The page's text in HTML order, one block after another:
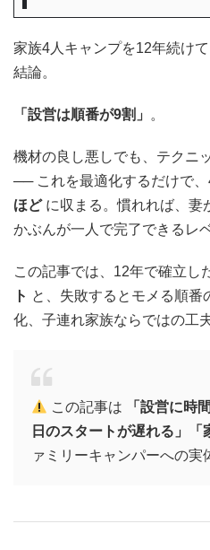
家族4人キャンプを12年続け
結論。
「設営は順番が9割」 。
機材の良し悪しでも、テクニ
── これを最適化するだけで
ほどに収まる。慣れれば、妻
かぶんが一人で完了できるレ
この記事では、12年で確立し
ト と、失敗するとモメる順番
化、子連れ家族ならではの工
この記事は
「設営に時
日のスタートが遅れる」「
ァミリーキャンパーへの実